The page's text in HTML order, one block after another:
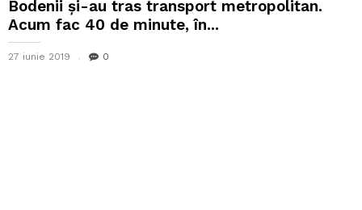
Bodenii și-au tras transport metropolitan.
Acum fac 40 de minute, în...
27 iunie 2019 0